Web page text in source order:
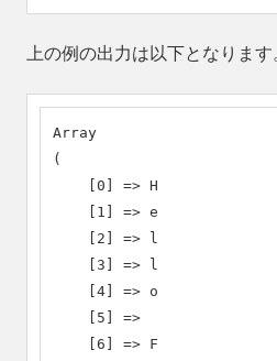
上の例の出力は以下となります
Array
(
    [0] => H
    [1] => e
    [2] => l
    [3] => l
    [4] => o
    [5] =>
    [6] => F